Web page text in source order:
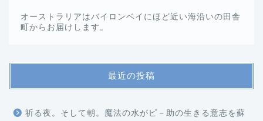
オーストラリアはバイロンベイにほど近い海沿いの田舎
町からお届けします。
最近の投稿
祈る夜。そして朝。魔法の水がピ－助の生きる意志を蘇